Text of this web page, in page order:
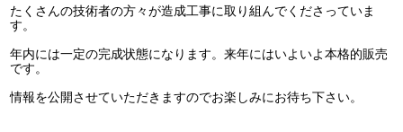
たくさんの技術者の方々が造成工事に取り組んでくださっていま
す。
年内には一定の完成状態になります。来年にはいよいよ本格的販売
です。
情報を公開させていただきますのでお楽しみにお待ち下さい。